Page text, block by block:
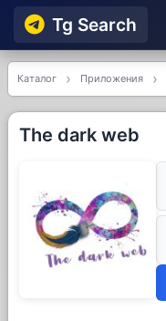
Tg Searсh
Каталог Приложения
The dark web